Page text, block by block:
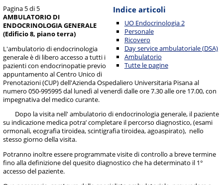
Indice articoli
UO Endocrinologia 2
Personale
Ricovero
Day service ambulatoriale (DSA)
Ambulatorio
Tutte le pagine
Pagina 5 di 5
AMBULATORIO DI
ENDOCRINOLOGIA GENERALE
(Edificio 8, piano terra)
L'ambulatorio di endocrinologia
generale è di libero accesso a tutti i
pazienti con endocrinopatie previo
appuntamento al Centro Unico di
Prenotazioni (CUP) dell'Azienda Ospedaliero Universitaria Pisana al
numero 050-995995 dal lunedì al venerdì dalle ore 7.30 alle ore 17.00, con
impegnativa del medico curante.
Dopo la visita nell' ambulatorio di endocrinologia generale, il paziente
su indicazione medica potra’ completare il percorso diagnostico, (esami
ormonali, ecografia tiroidea, scintigrafia tiroidea, agoaspirato), nello
stesso giorno della visita.
Potranno inoltre essere programmate visite di controllo a breve termine
fino alla definizione del quesito diagnostico che ha determinato il 1°
accesso del paziente.